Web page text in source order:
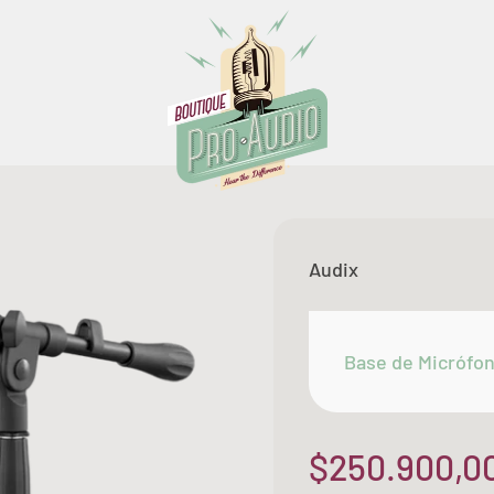
Boutique Pro Audio
Audix
Base de
Precio de